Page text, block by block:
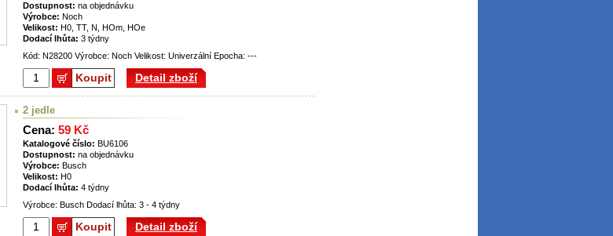
Dostupnost: na objednávku
Výrobce: Noch
Velikost: H0, TT, N, HOm, HOe
Dodací lhůta: 3 týdny
Kód: N28200 Výrobce: Noch Velikost: Univerzální Epocha: ---
Koupit Detail zboží
2 jedle
Cena: 59 Kč
Katalogové číslo: BU6106
Dostupnost: na objednávku
Výrobce: Busch
Velikost: H0
Dodací lhůta: 4 týdny
Výrobce: Busch Dodací lhůta: 3 - 4 týdny
Koupit Detail zboží